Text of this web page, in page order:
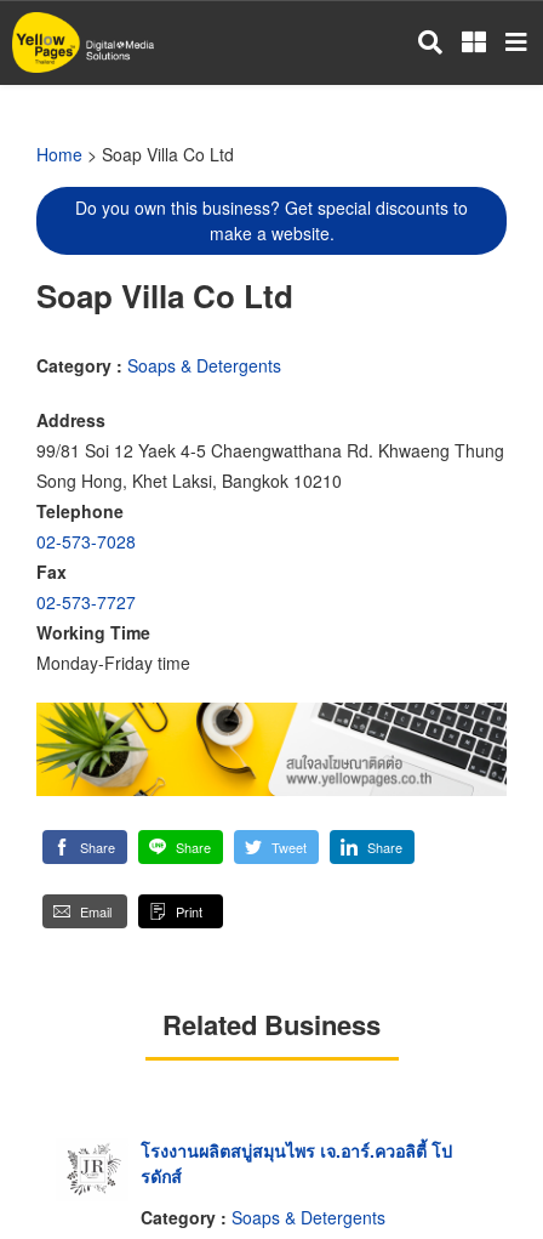
Skip
to
main
Home > Soap Villa Co Ltd
Do you own this business? Get special discounts to
make a website.
Soap Villa Co Ltd
Category : Soaps & Detergents
Address
99/81 Soi 12 Yaek 4-5 Chaengwatthana Rd. Khwaeng Thung
Song Hong, Khet Laksi, Bangkok 10210
Telephone
02-573-7028
Fax
02-573-7727
Working Time
Monday-Friday time
Share Share Tweet Share
Email Print
Related Business
โรงงานผลิตสบู่สมุนไพร เจ.อาร์.ควอลิตี้ โป
รดักส์
Category : Soaps & Detergents